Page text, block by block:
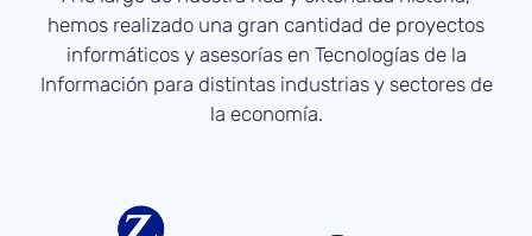
hemos realizado una gran cantidad de proyectos
informáticos y asesorías en Tecnologías de la
Información para distintas industrias y sectores de
la economía.